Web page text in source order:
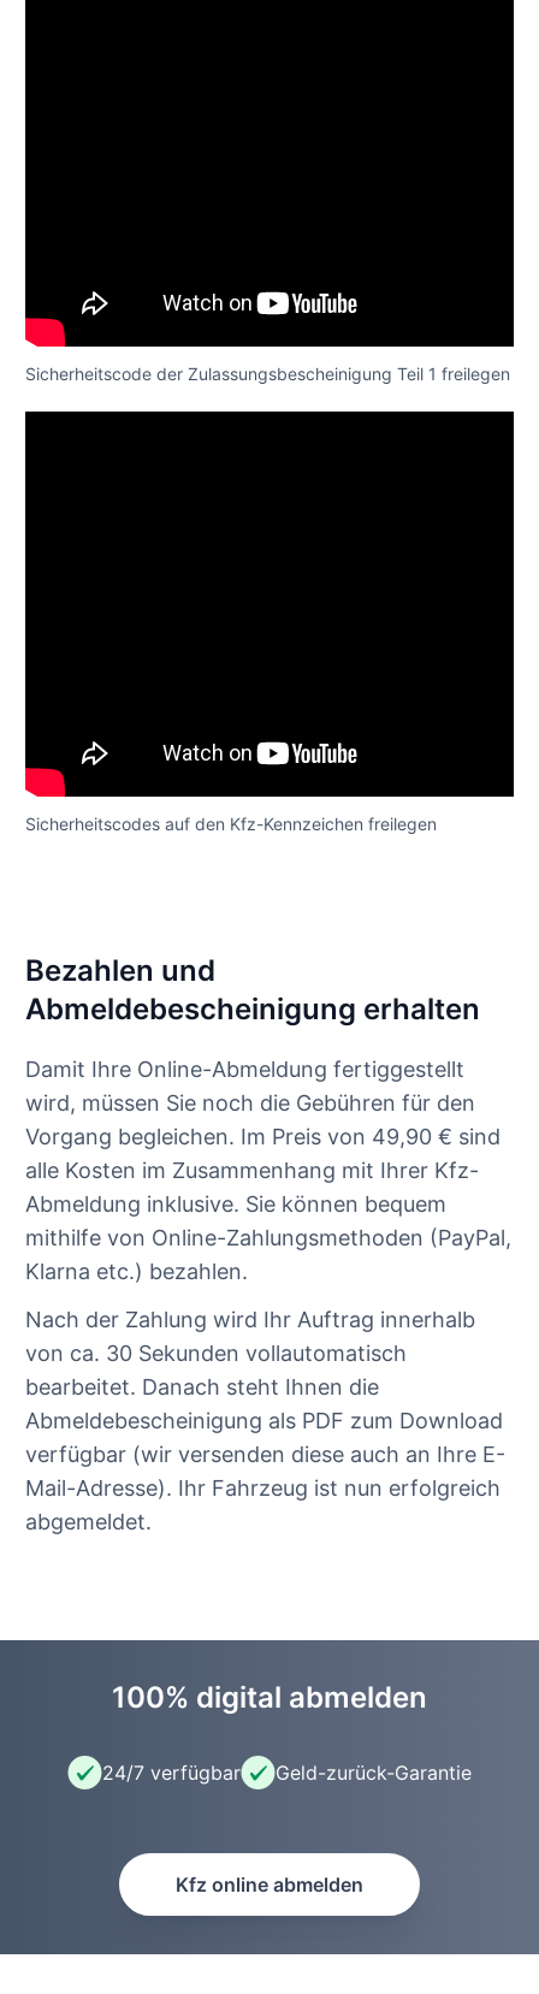
Sicherheitscode der Zulassungsbescheinigung Teil 1 freilegen
Sicherheitscodes auf den Kfz-Kennzeichen freilegen
Bezahlen und
Abmeldebescheinigung erhalten
Damit Ihre Online-Abmeldung fertiggestellt
wird, müssen Sie noch die Gebühren für den
Vorgang begleichen. Im Preis von 49,90 € sind
alle Kosten im Zusammenhang mit Ihrer Kfz-
Abmeldung inklusive. Sie können bequem
mithilfe von Online-Zahlungsmethoden (PayPal,
Klarna etc.) bezahlen.
Nach der Zahlung wird Ihr Auftrag innerhalb
von ca. 30 Sekunden vollautomatisch
bearbeitet. Danach steht Ihnen die
Abmeldebescheinigung als PDF zum Download
verfügbar (wir versenden diese auch an Ihre E-
Mail-Adresse). Ihr Fahrzeug ist nun erfolgreich
abgemeldet.
100% digital abmelden
24/7 verfügbar Geld-zurück-Garantie
Kfz online abmelden